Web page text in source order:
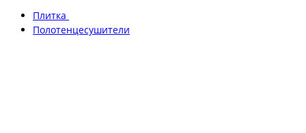
Плитка
Полотенцесушители